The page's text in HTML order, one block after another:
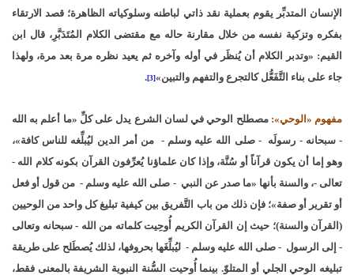
الإنسان المتدبِّر يقوم بعملية نقد ذاتي لباطنه وسلوكياته الظاهرة؛ قصد الارتقاء
بفكره وتزكية نفسه من خلال مقارنة حاله مع مقتضى الكلام المُتَدَبَّرِ، قال ابن
القيم: «وتدبر الكلام أن يُنظَر في أوله وآخره ثم يعيد نظره مرة بعد مرة، ولهذا
جاء على بناء التَّفَعُّل كالتجرع والتفهم والتبين»[3]
.
مفهوم «الوحي»: مصطلح الوحي في لسان الشرع يدل على كلِّ «ما أعلم به الله
- سبحانه - رسولَه - صلى الله عليه وسلم - من أمر الدين ليُبلِّغه للناس كافة»،
وهو إما أن يكون قرآناً أو سُنَّة، وإذا كان علماؤنا يُعرِّفون القرآن بكونه كلام الله -
تعالى -، والسنة بأنها «ما صدر عن النبي - صلى الله عليه وسلم - من قول أو فعل
أو تقرير أو صفة»؛ فإن ذلك من باب التَّفريق بين كيفية تبليغ كل واحد من الوحيين
(القرآن والسنة)؛ حيث إن القرآن الكريم أُوحِيت كلماته من الله - سبحانه وتعالى
- إلى الرسول - صلى الله عليه وسلم - ليُبلِّغَها بحروفها، لذلك يُصطَلح على طريقة
تبليغه الوحي الجلي أو المتلوّ. بينما أُوحيت السُّنة النبوية الشريفة بالمعنى فقط،